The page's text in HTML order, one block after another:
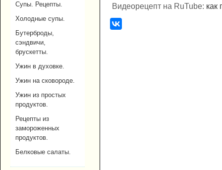
Супы. Рецепты.
Холодные супы.
Бутерброды,
сэндвичи,
брускетты.
Ужин в духовке.
Ужин на сковороде.
Ужин из простых
продуктов.
Рецепты из
замороженных
продуктов.
Белковые салаты.
Видеорецепт на RuTube: как